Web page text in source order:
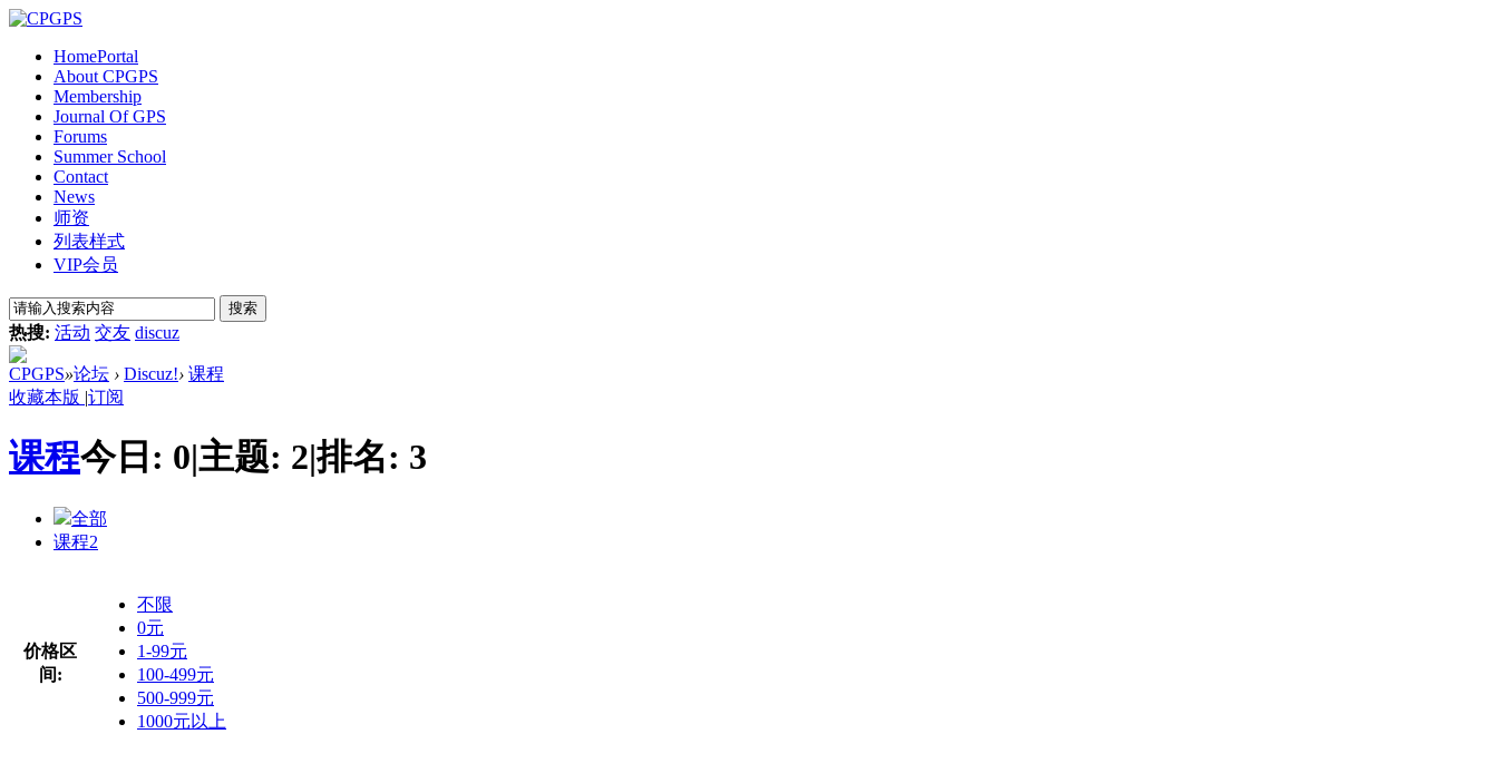
HomePortal
About CPGPS
Membership
Journal Of GPS
Forums
Summer School
Contact
News
师资
列表样式
VIP会员
搜索
热搜: 活动 交友 discuz
CPGPS»论坛 › Discuz!› 课程
收藏本版 |订阅
课程今日: 0|主题: 2|排名: 3
全部
课程2
价格区
间:
不限
0元
1-99元
100-499元
500-999元
1000元以上